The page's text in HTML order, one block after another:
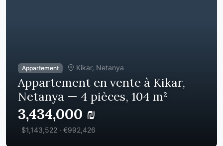
Appartement Kikar, Netanya
Appartement en vente à Kikar,
Netanya — 4 pièces, 104 m²
3,434,000 ₪
$1,143,522 · €992,426